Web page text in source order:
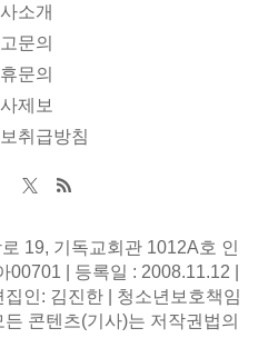
소개
문의
문의
제보
취급방침
19, 기독교회관 1012A호 인
| 등록일 : 2008.11.12 |
인: 김진한 | 청소년보호책임
콘텐츠(기사)는 저작권법의